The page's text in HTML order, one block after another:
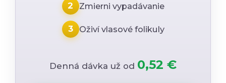
2 Zmierni vypadávanie
3 Oživí vlasové folikuly
Denná dávka už od 0,52 €